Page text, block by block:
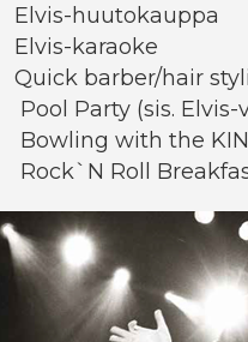
Elvis-huutokauppa
Elvis-karaoke
Quick barber/hair
Pool Party (sis.
Bowling with the
Rock`N Roll